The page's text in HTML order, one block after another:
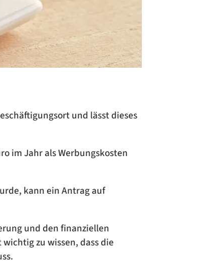
und lässt dieses
im Jahr als Werbungskosten
kann ein Antrag auf
und den finanziellen
zu wissen, dass die